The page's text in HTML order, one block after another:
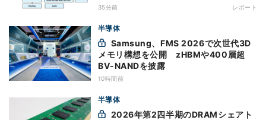
35分前 レポート
半導体
メモリ構想を公開 zHBMや400層超
BV-NANDを披露
10時間前
半導体